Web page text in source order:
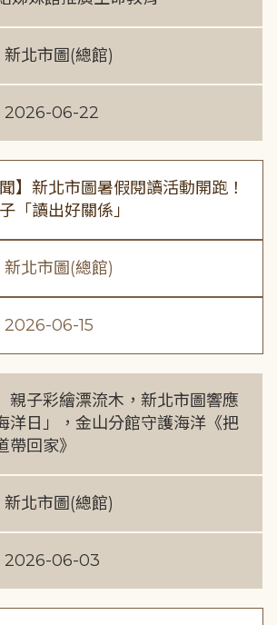
新北市圖(總館)
2026-06-22
聞】新北市圖暑假閱讀活動開跑！
「讀出好關係」
新北市圖(總館)
2026-06-15
親子彩繪漂流木，新北市圖響應
洋日」，金山分館守護海洋《把
帶回家》
新北市圖(總館)
2026-06-03